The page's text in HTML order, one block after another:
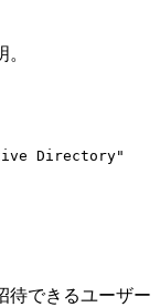
Directory"
待できるユーザー